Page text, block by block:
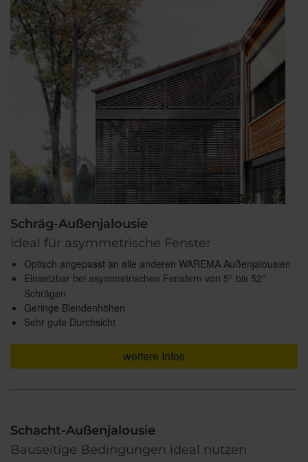
Schräg-Außenjalousie
Ideal für asymmetrische Fenster
Optisch angepasst an alle anderen WAREMA Außenjalousien
Einsetzbar bei asymmetrischen Fenstern von 5° bis 52°
Schrägen
Geringe Blendenhöhen
Sehr gute Durchsicht
weitere Infos
Schacht-Außenjalousie
Bauseitige Bedingungen ideal nutzen